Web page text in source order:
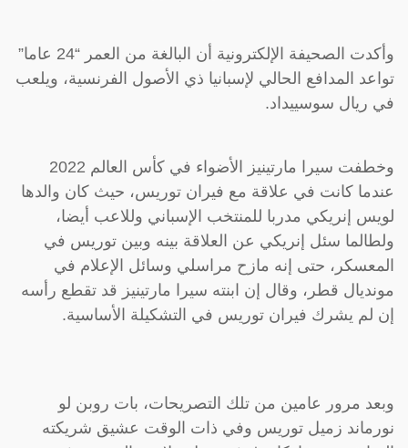
وأكدت الصحيفة الإلكترونية أن البالغة من العمر “24 عاما”
تواعد المدافع الحالي لإسبانيا ذي الأصول الفرنسية، ويلعب
في ريال سوسييداد.
وخطفت سيرا مارتينيز الأضواء في كأس العالم 2022
عندما كانت في علاقة مع فيران توريس، حيث كان والدها
لويس إنريكي مدربا للمنتخب الإسباني وللاعب أيضا،
ولطالما سئل إنريكي عن العلاقة بينه وبين توريس في
المعسكر، حتى إنه مازح مراسلي وسائل الإعلام في
مونديال قطر، وقال إن ابنته سيرا مارتينيز قد تقطع رأسه
إن لم يشرك فيران توريس في التشكيلة الأساسية.
وبعد مرور عامين من تلك التصريحات، بات روبن لو
نورماند زميل توريس وفي ذات الوقت عشيق شريكته